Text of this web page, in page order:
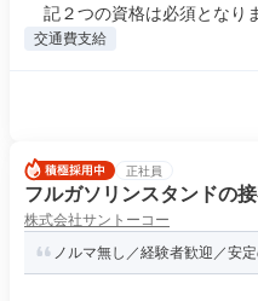
記２つの資格は必須となり
交通費支給
正社員
フルガソリンスタンドの
株式会社サントーコー
ノルマ無し／経験者歓迎／安